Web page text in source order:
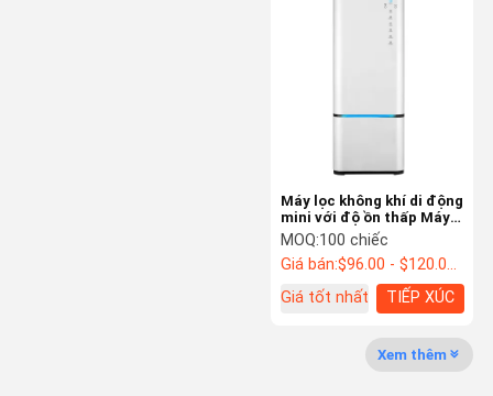
Máy lọc không khí di động
mini với độ ồn thấp Máy
làm sạch không khí Hepa
H13
MOQ:100 chiếc
Giá bán:$96.00 - $120.00/Units
Giá tốt nhất
TIẾP XÚC
Xem thêm